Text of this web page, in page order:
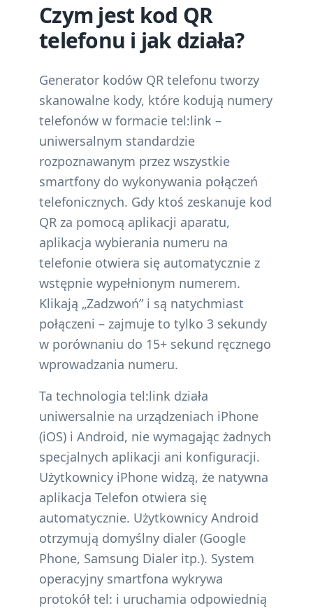
Czym jest kod QR
telefonu i jak działa?
Generator kodów QR telefonu tworzy
skanowalne kody, które kodują numery
telefonów w formacie tel:link –
uniwersalnym standardzie
rozpoznawanym przez wszystkie
smartfony do wykonywania połączeń
telefonicznych. Gdy ktoś zeskanuje kod
QR za pomocą aplikacji aparatu,
aplikacja wybierania numeru na
telefonie otwiera się automatycznie z
wstępnie wypełnionym numerem.
Klikają „Zadzwoń” i są natychmiast
połączeni – zajmuje to tylko 3 sekundy
w porównaniu do 15+ sekund ręcznego
wprowadzania numeru.
Ta technologia tel:link działa
uniwersalnie na urządzeniach iPhone
(iOS) i Android, nie wymagając żadnych
specjalnych aplikacji ani konfiguracji.
Użytkownicy iPhone widzą, że natywna
aplikacja Telefon otwiera się
automatycznie. Użytkownicy Android
otrzymują domyślny dialer (Google
Phone, Samsung Dialer itp.). System
operacyjny smartfona wykrywa
protokół tel: i uruchamia odpowiednią